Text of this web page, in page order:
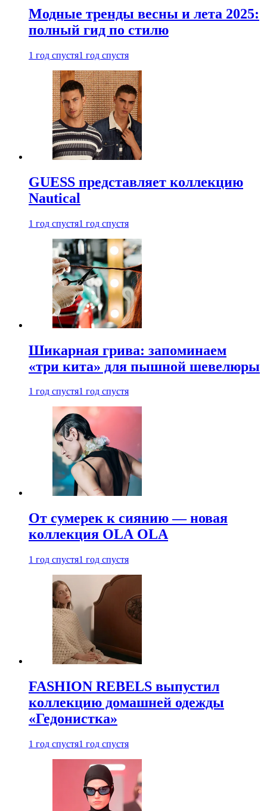
Модные тренды весны и лета 2025:
полный гид по стилю
1 год спустя1 год спустя
GUESS представляет коллекцию
Nautical
1 год спустя1 год спустя
Шикарная грива: запоминаем
«три кита» для пышной шевелюры
1 год спустя1 год спустя
От сумерек к сиянию — новая
коллекция OLA OLA
1 год спустя1 год спустя
FASHION REBELS выпустил
коллекцию домашней одежды
«Гедонистка»
1 год спустя1 год спустя